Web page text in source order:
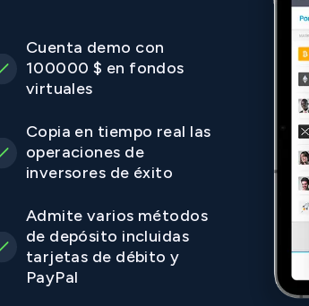
Cuenta demo con
100000 $ en fondos
virtuales
Copia en tiempo real las
operaciones de
inversores de éxito
Admite varios métodos
de depósito incluidas
tarjetas de débito y
PayPal